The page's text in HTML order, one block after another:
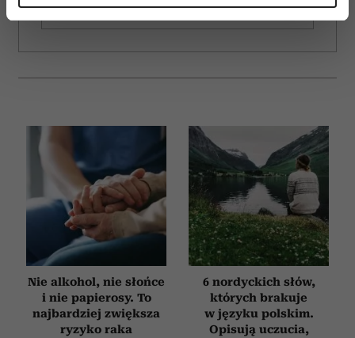
dane są przetwarzane oraz ustaw własne preferencje w
sekcji szczegółów. W Deklaracji plików cookie możesz
i reklam, aby oferować funkcje społecznościowe i
analizować ruch w naszej witrynie. Informacje o tym, jak
korzystasz z naszej witryny, udostępniamy partnerom
społecznościowym, reklamowym i analitycznym.
Partnerzy mogą połączyć te informacje z innymi danymi
otrzymanymi od Ciebie lub uzyskanymi podczas
korzystania z ich usług.
E-WYDANIE
Nie alkohol, nie słońce
i nie papierosy. To
najbardziej zwiększa
ryzyko raka
6 nordyckich słów,
których brakuje
w języku polskim.
Opisują uczucia,